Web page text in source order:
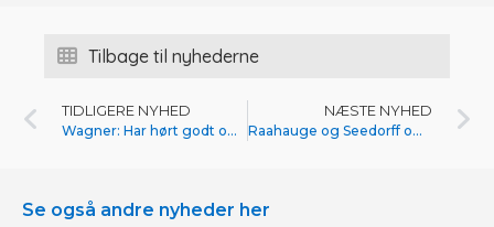
Tilbage til nyhederne
TIDLIGERE NYHED
Wagner: Har hørt godt om Thisted FC
NÆSTE NYHED
Raahauge og Seedorff om mad og for sent
Se også andre nyheder her